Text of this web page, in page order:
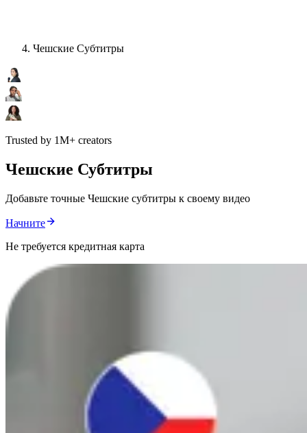
Чешские Субтитры
Trusted by 1M+ creators
Чешские Субтитры
Добавьте точные Чешские субтитры к своему видео
Начните
Не требуется кредитная карта